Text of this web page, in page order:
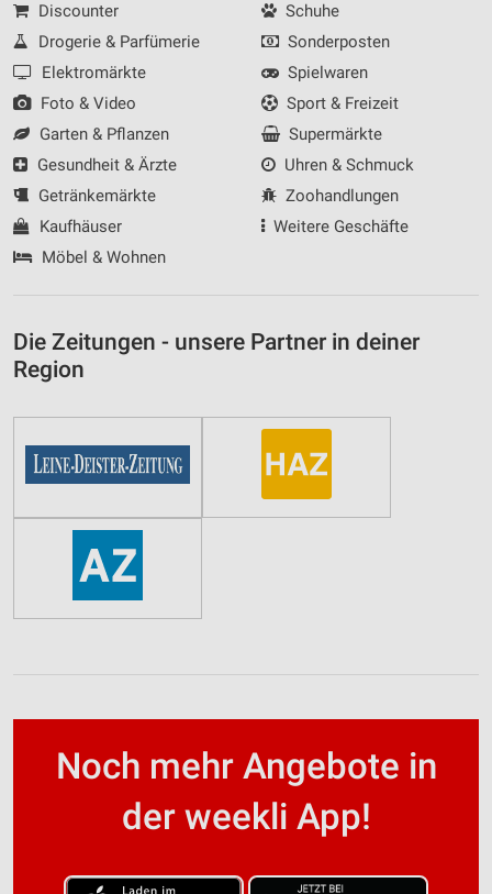
Discounter
Drogerie & Parfümerie
Elektromärkte
Foto & Video
Garten & Pflanzen
Gesundheit & Ärzte
Getränkemärkte
Kaufhäuser
Möbel & Wohnen
Schuhe
Sonderposten
Spielwaren
Sport & Freizeit
Supermärkte
Uhren & Schmuck
Zoohandlungen
Weitere Geschäfte
Die Zeitungen - unsere Partner in deiner
Region
Noch mehr Angebote in
der weekli App!